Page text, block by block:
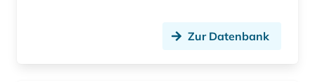
Zur Datenbank